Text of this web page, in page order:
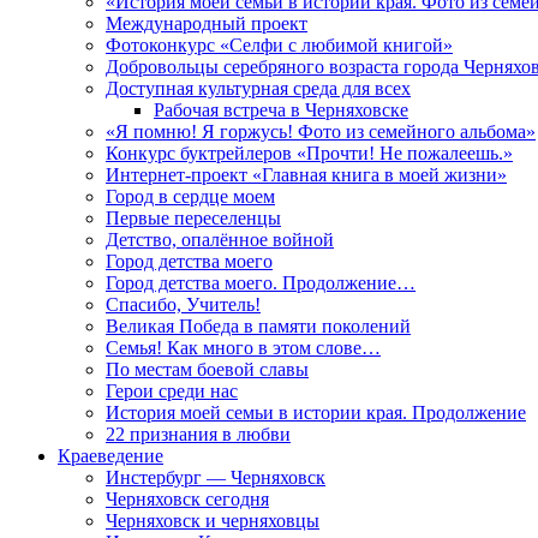
Международный проект
Фотоконкурс «Селфи с любимой книгой»
Добровольцы серебряного возраста города
Доступная культурная среда для всех
Рабочая встреча в Черняховске
«Я помню! Я горжусь! Фото из семейного альбома»
Конкурс буктрейлеров «Прочти! Не пожалеешь.»
Интернет-проект «Главная книга в моей жизни»
Город в сердце моем
Первые переселенцы
Детство, опалённое войной
Город детства моего
Город детства моего. Продолжение…
Спасибо, Учитель!
Великая Победа в памяти поколений
Семья! Как много в этом слове…
По местам боевой славы
Герои среди нас
История моей семьи в истории края. Продолжение
22 признания в любви
Краеведение
Инстербург — Черняховск
Черняховск сегодня
Черняховск и черняховцы